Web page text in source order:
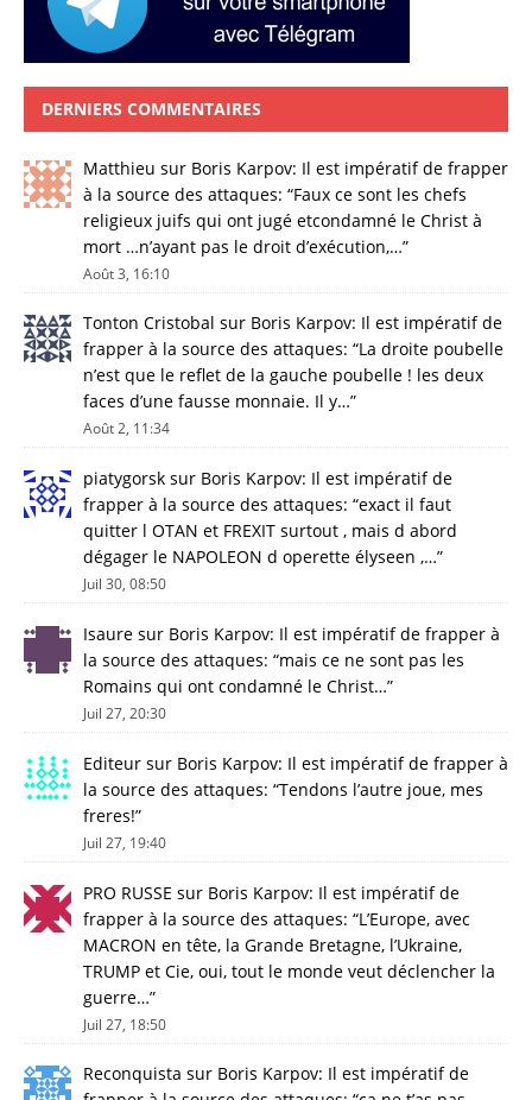
DERNIERS COMMENTAIRES
Matthieu sur Boris Karpov: Il est impératif de frapper
à la source des attaques: “Faux ce sont les chefs
religieux juifs qui ont jugé etcondamné le Christ à
mort …n’ayant pas le droit d’exécution,…”
Août 3, 16:10
Tonton Cristobal sur Boris Karpov: Il est impératif de
frapper à la source des attaques: “La droite poubelle
n’est que le reflet de la gauche poubelle ! les deux
faces d’une fausse monnaie. Il y…”
Août 2, 11:34
piatygorsk sur Boris Karpov: Il est impératif de
frapper à la source des attaques: “exact il faut
quitter l OTAN et FREXIT surtout , mais d abord
dégager le NAPOLEON d operette élyseen ,…”
Juil 30, 08:50
Isaure sur Boris Karpov: Il est impératif de frapper à
la source des attaques: “mais ce ne sont pas les
Romains qui ont condamné le Christ…”
Juil 27, 20:30
Editeur sur Boris Karpov: Il est impératif de frapper à
la source des attaques: “Tendons l’autre joue, mes
freres!”
Juil 27, 19:40
PRO RUSSE sur Boris Karpov: Il est impératif de
frapper à la source des attaques: “L’Europe, avec
MACRON en tête, la Grande Bretagne, l’Ukraine,
TRUMP et Cie, oui, tout le monde veut déclencher la
guerre…”
Juil 27, 18:50
Reconquista sur Boris Karpov: Il est impératif de